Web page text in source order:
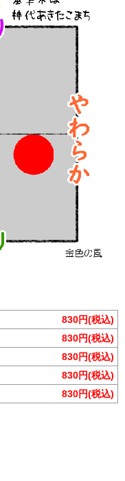
830円(税込)
830円(税込)
830円(税込)
830円(税込)
830円(税込)